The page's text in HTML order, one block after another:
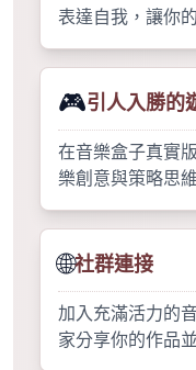
表達自我，讓你
🎮引人入勝的
在音樂盒子真實
樂創意與策略思
🌐社群連接
加入充滿活力的
家分享你的作品